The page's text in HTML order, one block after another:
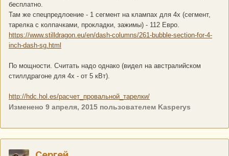
бесплатно.
Там же спецпредлоение - 1 сегмент на клампах для 4х (сегмент,
тарелка с колпачками, прокладки, зажимы) - 112 Евро.
https://www.stilldragon.eu/en/dash-columns/261-bubble-section-for-4-
inch-dash-sg.html
По мощности. Считать надо однако (видел на австралийском
стиллдрагоне для 4х - от 5 кВт).
http://hdc.hol.es/расчет_провальной_тарелки/
Изменено 9 апреля, 2015 пользователем Kasperys